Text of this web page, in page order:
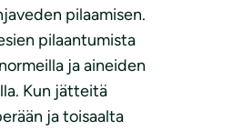
pilaamisen.
pilaantumista
ja aineiden
Kun jätteitä
ja toisaalta